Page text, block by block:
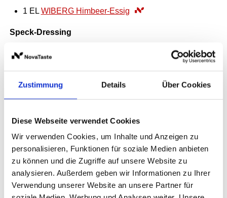
Zustimmung Details Über Cookies
Diese Webseite verwendet Cookies
Wir verwenden Cookies, um Inhalte und Anzeigen zu
personalisieren, Funktionen für soziale Medien anbieten
zu können und die Zugriffe auf unsere Website zu
analysieren. Außerdem geben wir Informationen zu Ihrer
Verwendung unserer Website an unsere Partner für
1 EL WIBERG Himbeer-Essig
Speck-Dressing
400
1 EL WIBERG Birnen-Essig
1 EL WIBERG Distel-Öl
TL WIBERG Speck
Garnitur
5 EL WIBERG Pistazien, geschält